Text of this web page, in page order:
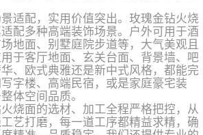
适配，实用价值突出。玫瑰金钻火烧
配多种高端装饰场景。户外可用于酒
地面、别墅庭院步道等，大气美观且
于客厅地面、玄关台面、背景墙、吧
、欧式典雅还是新中式风格，都能完
字楼、高端民宿，或是家庭豪宅装
体空间品质。
烧面的选材、加工全程严格把控，从
艺打磨，每一道工序都精益求精，确